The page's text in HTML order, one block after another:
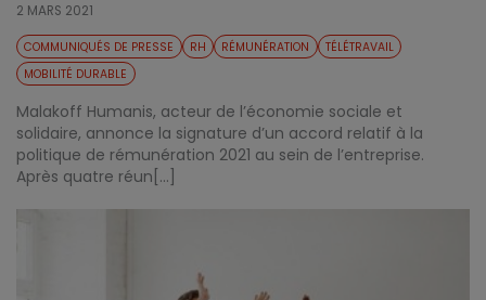
2 MARS 2021
COMMUNIQUÉS DE PRESSE RH RÉMUNÉRATION
TÉLÉTRAVAIL
MOBILITÉ DURABLE
Malakoff Humanis, acteur de l’économie sociale et
solidaire, annonce la signature d’un accord relatif à la
politique de rémunération 2021 au sein de l’entreprise.
Après quatre réun[...]